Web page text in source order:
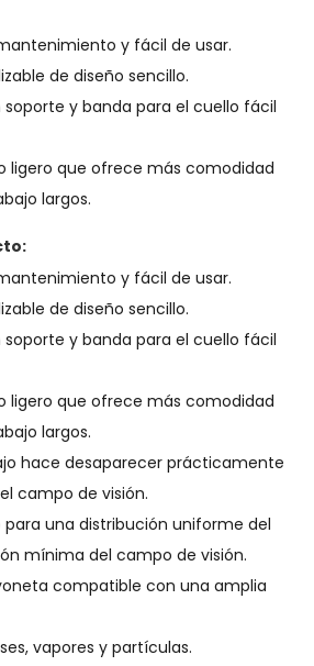
y fácil de usar.
de diseño sencillo.
y banda para el cuello fácil
ligero que ofrece más comodidad
largos.
y fácil de usar.
de diseño sencillo.
y banda para el cuello fácil
ligero que ofrece más comodidad
largos.
hace desaparecer prácticamente
campo de visión.
una distribución uniforme del
mínima del campo de visión.
compatible con una amplia
vapores y partículas.